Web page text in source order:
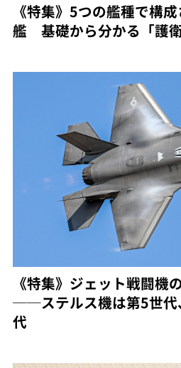
《特集》5つの艦種で構
艦 基礎から分かる「護
《特集》ジェット戦闘機
──ステルス機は第5世代
代